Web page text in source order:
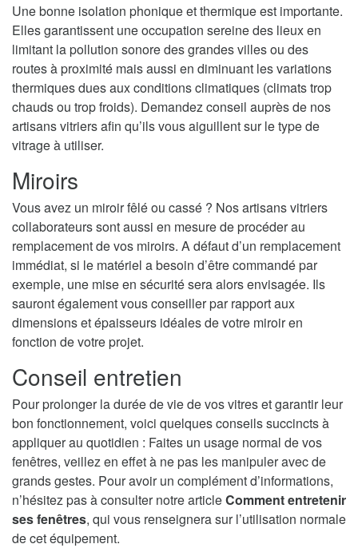
Une bonne isolation phonique et thermique est importante.
Elles garantissent une occupation sereine des lieux en
limitant la pollution sonore des grandes villes ou des
routes à proximité mais aussi en diminuant les variations
thermiques dues aux conditions climatiques (climats trop
chauds ou trop froids). Demandez conseil auprès de nos
artisans vitriers afin qu’ils vous aiguillent sur le type de
vitrage à utiliser.
Miroirs
Vous avez un miroir fêlé ou cassé ? Nos artisans vitriers
collaborateurs sont aussi en mesure de procéder au
remplacement de vos miroirs. A défaut d’un remplacement
immédiat, si le matériel a besoin d’être commandé par
exemple, une mise en sécurité sera alors envisagée. Ils
sauront également vous conseiller par rapport aux
dimensions et épaisseurs idéales de votre miroir en
fonction de votre projet.
Conseil entretien
Pour prolonger la durée de vie de vos vitres et garantir leur
bon fonctionnement, voici quelques conseils succincts à
appliquer au quotidien : Faites un usage normal de vos
fenêtres, veillez en effet à ne pas les manipuler avec de
grands gestes. Pour avoir un complément d’informations,
n’hésitez pas à consulter notre articleComment entretenir
ses fenêtres, qui vous renseignera sur l’utilisation normale
de cet équipement.